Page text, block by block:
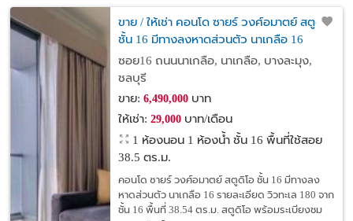
ขาย / ให้เช่า คอนโด ซายร์ วงศ์อมาตย์ สตูดิโอ
ชั้น 16 มีทางลงหาดส่วนตัว นาเกลือ 16
ซอย16 ถนนนาเกลือ, นาเกลือ, บางละมุง,
ชลบุรี
ขาย: 6,490,000บาท
ให้เช่า: 29,000บาท/เดือน
1 ห้องนอน 1 ห้องน้ำ ชั้น 16 พื้นที่ใช้สอย
38.5 ตร.ม.
คอนโด ซายร์ วงศ์อมาตย์ สตูดิโอ ชั้น 16 มีทางลง
หาดส่วนตัว นาเกลือ 16 รายละเอียด วิวทะเล 180 จาก
ชั้น 16 พื้นที่ 38.54 ตร.ม. สตูดิโอ พร้อมระเบียงชม